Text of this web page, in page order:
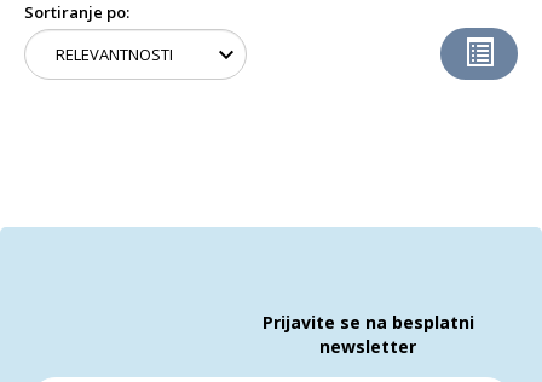
Sortiranje po:
Prijavite se na besplatni
newsletter